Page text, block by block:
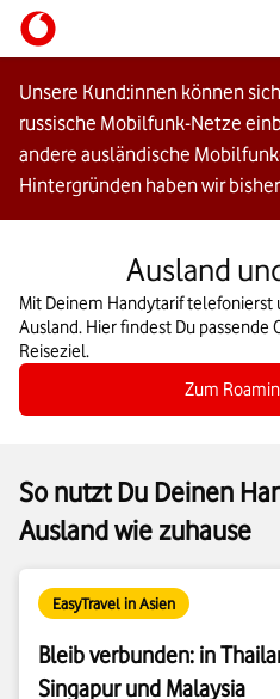
Unsere Kund:innen können
russische Mobilfunk-Netze
andere ausländische
Hintergründen haben wir
Ausland
Mit Deinem Handytarif
Ausland. Hier findest Du passende
Reiseziel.
Zum
So nutzt Du Deinen
Ausland wie zuhause
EasyTravel in Asien
Bleib verbunden: in
Singapur und Malaysia